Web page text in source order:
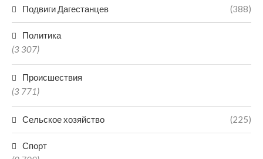
Подвиги Дагестанцев (388)
Политика
(3 307)
Происшествия
(3 771)
Сельское хозяйство (225)
Спорт